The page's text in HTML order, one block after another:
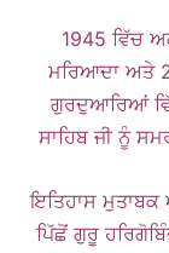
1945 ਵਿੱਚ
ਮਰਿਆਦਾ ਅਤੇ
ਗੁਰਦੁਆਰਿਆਂ
ਸਾਹਿਬ ਜੀ ਨੂੰ
ਇਤਿਹਾਸ ਮੁਤਾਬਕ
ਪਿੱਛੋਂ ਗੁਰੂ